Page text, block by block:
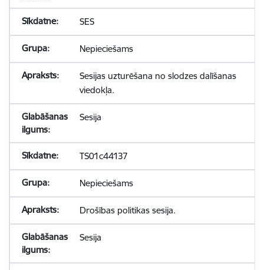
SES
Nepieciešams
Sesijas uzturēšana no slodzes dalīšanas
viedokļa.
Sesija
TS01c44137
Nepieciešams
Drošības politikas sesija.
Sesija